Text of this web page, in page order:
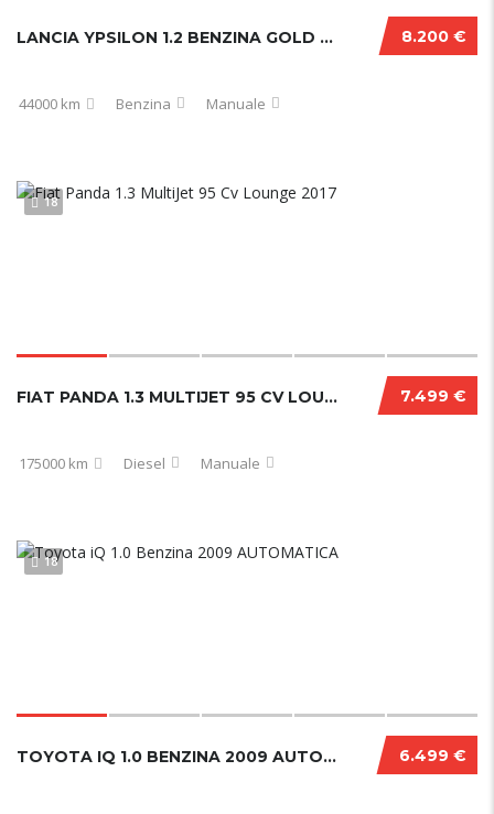
8.200 €
LANCIA YPSILON 1.2 BENZINA GOLD 44000 KM
44000 km Benzina Manuale
18
7.499 €
FIAT PANDA 1.3 MULTIJET 95 CV LOUNGE 2017
175000 km Diesel Manuale
18
6.499 €
TOYOTA IQ 1.0 BENZINA 2009 AUTOMATICA